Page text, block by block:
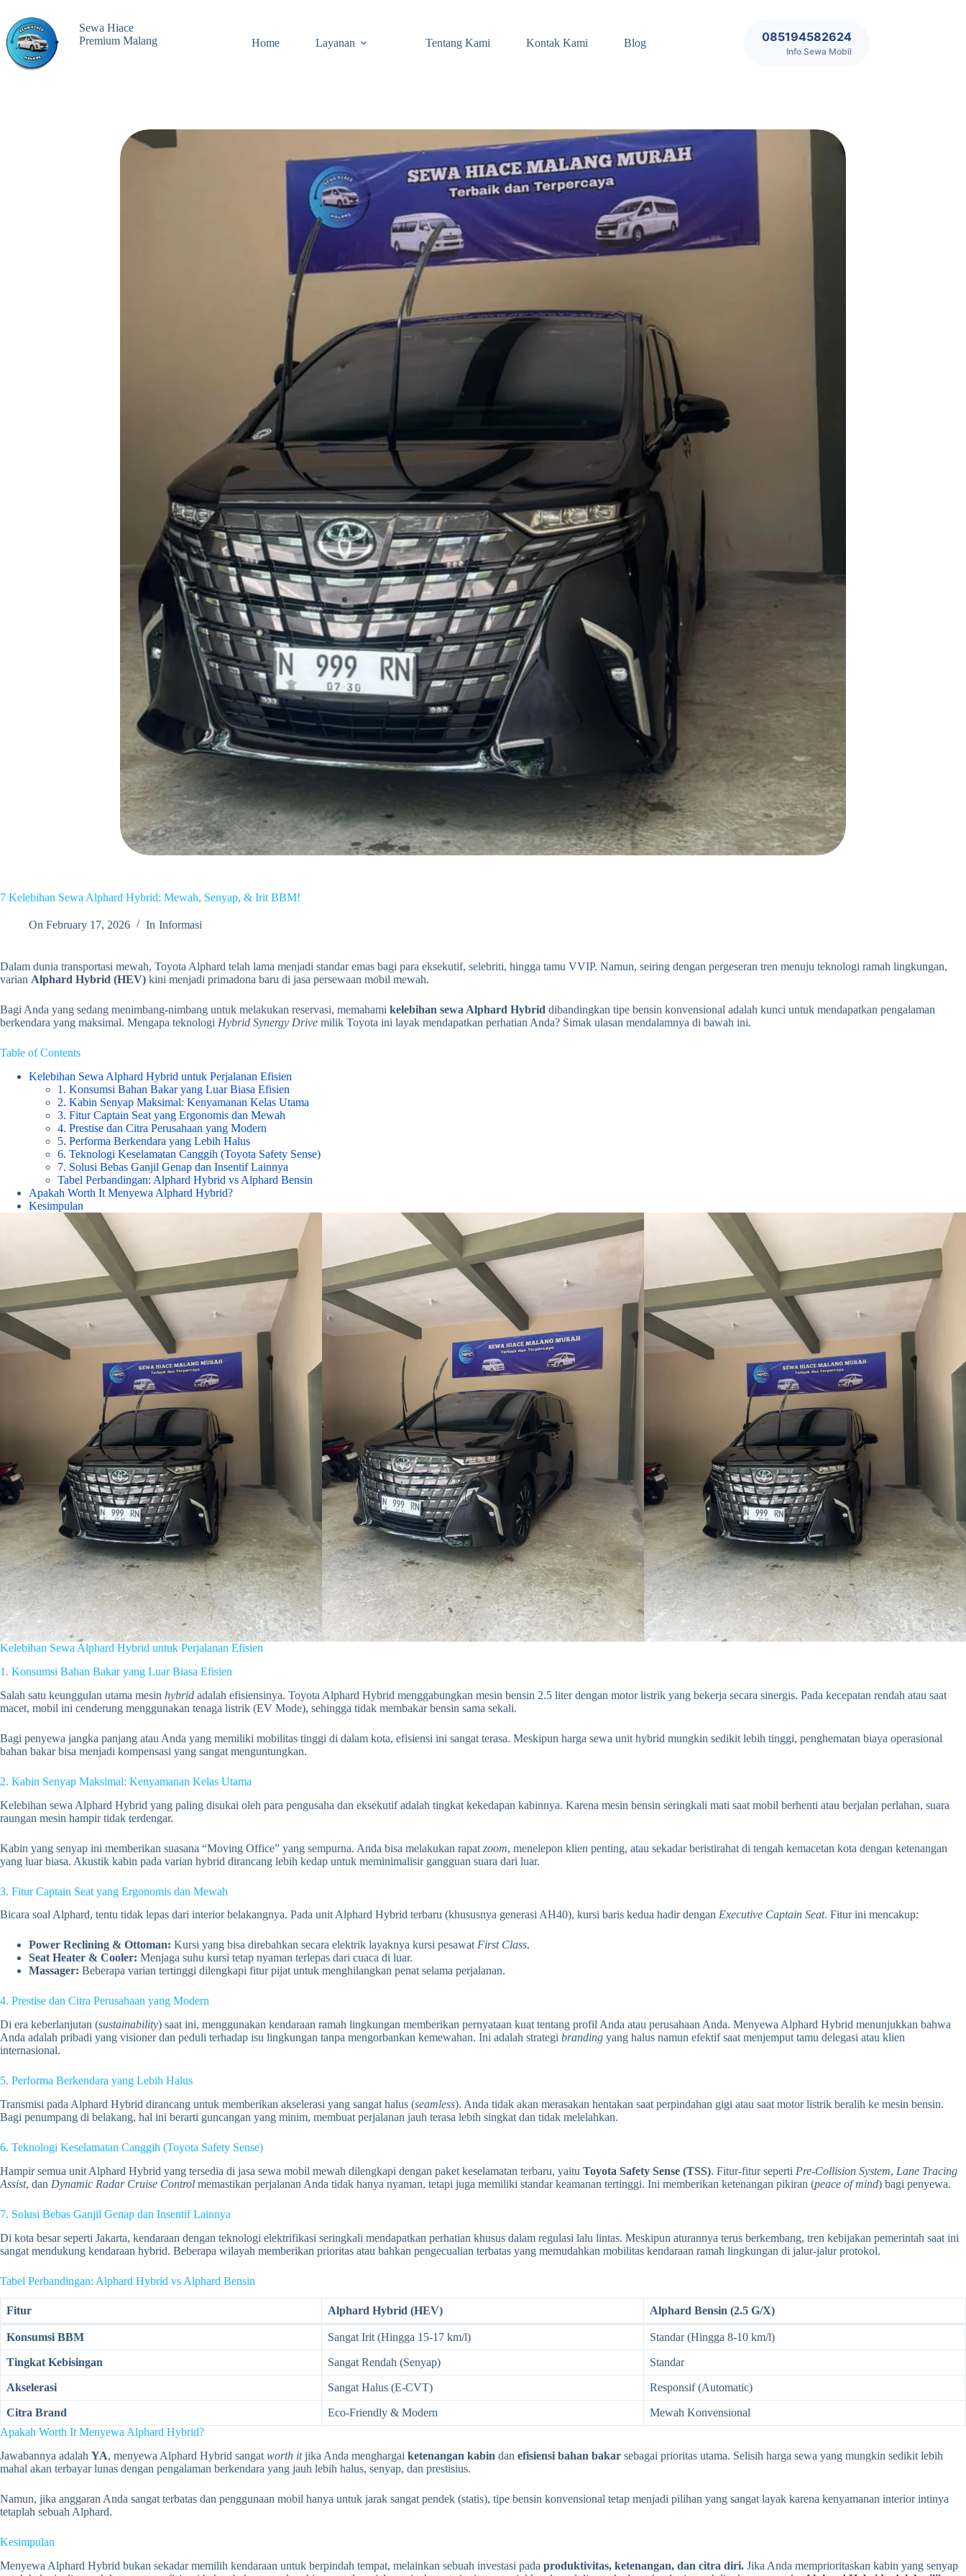
content
Sewa Hiace
Premium Malang
Home Layanan Tentang Kami Kontak Kami Blog 085194582624‬
Info Sewa Mobil
7 Kelebihan Sewa Alphard Hybrid: Mewah, Senyap, & Irit BBM!
On February 17, 2026 In Informasi
Dalam dunia transportasi mewah, Toyota Alphard telah lama menjadi standar emas bagi para eksekutif, selebriti, hingga tamu VVIP. Namun, seiring dengan pergeseran tren menuju teknologi ramah lingkungan,
varian Alphard Hybrid (HEV) kini menjadi primadona baru di jasa persewaan mobil mewah.
Bagi Anda yang sedang menimbang-nimbang untuk melakukan reservasi, memahami kelebihan sewa Alphard Hybrid dibandingkan tipe bensin konvensional adalah kunci untuk mendapatkan pengalaman
berkendara yang maksimal. Mengapa teknologi Hybrid Synergy Drive milik Toyota ini layak mendapatkan perhatian Anda? Simak ulasan mendalamnya di bawah ini.
Table of Contents
Kelebihan Sewa Alphard Hybrid untuk Perjalanan Efisien
1. Konsumsi Bahan Bakar yang Luar Biasa Efisien
2. Kabin Senyap Maksimal: Kenyamanan Kelas Utama
3. Fitur Captain Seat yang Ergonomis dan Mewah
4. Prestise dan Citra Perusahaan yang Modern
5. Performa Berkendara yang Lebih Halus
6. Teknologi Keselamatan Canggih (Toyota Safety Sense)
7. Solusi Bebas Ganjil Genap dan Insentif Lainnya
Tabel Perbandingan: Alphard Hybrid vs Alphard Bensin
Apakah Worth It Menyewa Alphard Hybrid?
Kesimpulan
Kelebihan Sewa Alphard Hybrid untuk Perjalanan Efisien
1. Konsumsi Bahan Bakar yang Luar Biasa Efisien
Salah satu keunggulan utama mesin hybrid adalah efisiensinya. Toyota Alphard Hybrid menggabungkan mesin bensin 2.5 liter dengan motor listrik yang bekerja secara sinergis. Pada kecepatan rendah atau saat
macet, mobil ini cenderung menggunakan tenaga listrik (EV Mode), sehingga tidak membakar bensin sama sekali.
Bagi penyewa jangka panjang atau Anda yang memiliki mobilitas tinggi di dalam kota, efisiensi ini sangat terasa. Meskipun harga sewa unit hybrid mungkin sedikit lebih tinggi, penghematan biaya operasional
bahan bakar bisa menjadi kompensasi yang sangat menguntungkan.
2. Kabin Senyap Maksimal: Kenyamanan Kelas Utama
Kelebihan sewa Alphard Hybrid yang paling disukai oleh para pengusaha dan eksekutif adalah tingkat kekedapan kabinnya. Karena mesin bensin seringkali mati saat mobil berhenti atau berjalan perlahan, suara
raungan mesin hampir tidak terdengar.
Kabin yang senyap ini memberikan suasana “Moving Office” yang sempurna. Anda bisa melakukan rapat zoom, menelepon klien penting, atau sekadar beristirahat di tengah kemacetan kota dengan ketenangan
yang luar biasa. Akustik kabin pada varian hybrid dirancang lebih kedap untuk meminimalisir gangguan suara dari luar.
3. Fitur Captain Seat yang Ergonomis dan Mewah
Bicara soal Alphard, tentu tidak lepas dari interior belakangnya. Pada unit Alphard Hybrid terbaru (khususnya generasi AH40), kursi baris kedua hadir dengan Executive Captain Seat. Fitur ini mencakup:
Power Reclining & Ottoman: Kursi yang bisa direbahkan secara elektrik layaknya kursi pesawat First Class.
Seat Heater & Cooler: Menjaga suhu kursi tetap nyaman terlepas dari cuaca di luar.
Massager: Beberapa varian tertinggi dilengkapi fitur pijat untuk menghilangkan penat selama perjalanan.
4. Prestise dan Citra Perusahaan yang Modern
Di era keberlanjutan (sustainability) saat ini, menggunakan kendaraan ramah lingkungan memberikan pernyataan kuat tentang profil Anda atau perusahaan Anda. Menyewa Alphard Hybrid menunjukkan bahwa
Anda adalah pribadi yang visioner dan peduli terhadap isu lingkungan tanpa mengorbankan kemewahan. Ini adalah strategi branding yang halus namun efektif saat menjemput tamu delegasi atau klien
internasional.
5. Performa Berkendara yang Lebih Halus
Transmisi pada Alphard Hybrid dirancang untuk memberikan akselerasi yang sangat halus (seamless). Anda tidak akan merasakan hentakan saat perpindahan gigi atau saat motor listrik beralih ke mesin bensin.
Bagi penumpang di belakang, hal ini berarti guncangan yang minim, membuat perjalanan jauh terasa lebih singkat dan tidak melelahkan.
6. Teknologi Keselamatan Canggih (Toyota Safety Sense)
Hampir semua unit Alphard Hybrid yang tersedia di jasa sewa mobil mewah dilengkapi dengan paket keselamatan terbaru, yaitu Toyota Safety Sense (TSS). Fitur-fitur seperti Pre-Collision System, Lane Tracing
Assist, dan Dynamic Radar Cruise Control memastikan perjalanan Anda tidak hanya nyaman, tetapi juga memiliki standar keamanan tertinggi. Ini memberikan ketenangan pikiran (peace of mind) bagi penyewa.
7. Solusi Bebas Ganjil Genap dan Insentif Lainnya
Di kota besar seperti Jakarta, kendaraan dengan teknologi elektrifikasi seringkali mendapatkan perhatian khusus dalam regulasi lalu lintas. Meskipun aturannya terus berkembang, tren kebijakan pemerintah saat ini
sangat mendukung kendaraan hybrid. Beberapa wilayah memberikan prioritas atau bahkan pengecualian terbatas yang memudahkan mobilitas kendaraan ramah lingkungan di jalur-jalur protokol.
Tabel Perbandingan: Alphard Hybrid vs Alphard Bensin
Fitur Alphard Hybrid (HEV) Alphard Bensin (2.5 G/X)
Konsumsi BBM Sangat Irit (Hingga 15-17 km/l) Standar (Hingga 8-10 km/l)
Tingkat Kebisingan Sangat Rendah (Senyap) Standar
Akselerasi Sangat Halus (E-CVT) Responsif (Automatic)
Citra Brand Eco-Friendly & Modern
Mewah Konvensional
Apakah Worth It Menyewa Alphard Hybrid?
Jawabannya adalah YA, menyewa Alphard Hybrid sangat worth itjika Anda menghargai ketenangan kabin dan efisiensi bahan bakar sebagai prioritas utama. Selisih harga sewa yang mungkin sedikit lebih
mahal akan terbayar lunas dengan pengalaman berkendara yang jauh lebih halus, senyap, dan prestisius.
Namun, jika anggaran Anda sangat terbatas dan penggunaan mobil hanya untuk jarak sangat pendek (statis), tipe bensin konvensional tetap menjadi pilihan yang sangat layak karena kenyamanan interior intinya
tetaplah sebuah Alphard.
Kesimpulan
Menyewa Alphard Hybrid bukan sekadar memilih kendaraan untuk berpindah tempat, melainkan sebuah investasi pada produktivitas, ketenangan, dan citra diri. Jika Anda memprioritaskan kabin yang senyap